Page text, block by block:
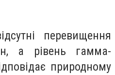
перевищення
а рівень гамма-
природному